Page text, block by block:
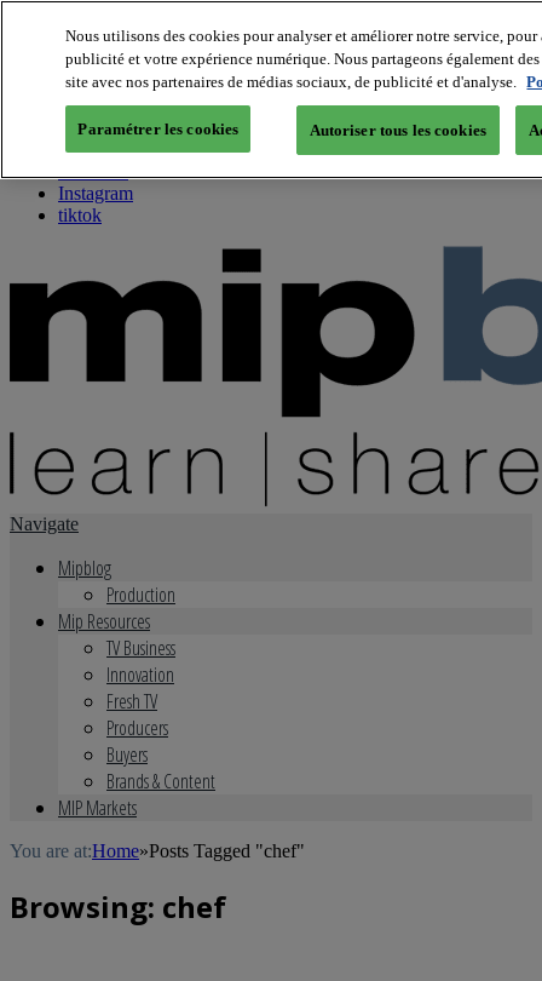
About us
Twitter
Facebook
Youtube
Instagram
tiktok
Navigate
Mipblog
Production
Mip Resources
TV Business
Innovation
Fresh TV
Producers
Buyers
Brands & Content
MIP Markets
You are at:Home»Posts Tagged "chef"
Browsing: chef
Nous utilisons des cookies pour analyser et améliorer notre service,
publicité et votre expérience numérique. Nous partageons également
site avec nos partenaires de médias sociaux, de publicité et d'analyse.
Paramétrer les cookies Autoriser tous les cookies